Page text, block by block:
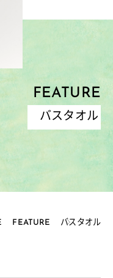
FEATURE
バスタオル
FEATURE バスタオル